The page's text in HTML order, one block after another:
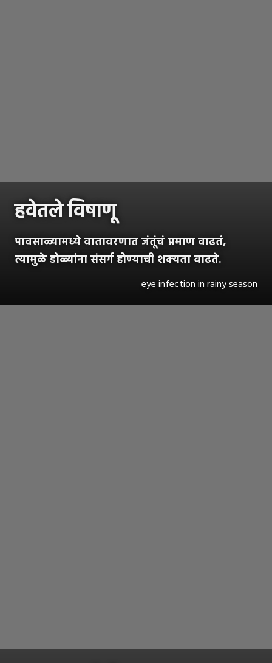
हवेतले विषाणू
पावसाळ्यामध्ये वातावरणात जंतूंचं प्रमाण वाढतं,
त्यामुळे डोळ्यांना संसर्ग होण्याची शक्यता वाढते.
eye infection in rainy season